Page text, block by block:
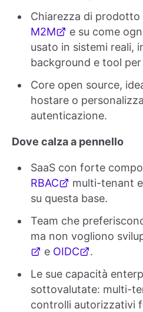
Chiarezza di prodotto
M2M
e su come
usato in sistemi reali,
background e tool
Core open source,
hostare o
autenticazione.
Dove calza a pennello
SaaS con forte
RBAC
multi-tenant
su questa base.
Team che
ma non vogliono
e OIDC
.
Le sue capacità
sottovalutate: multi-
controlli autorizzativi